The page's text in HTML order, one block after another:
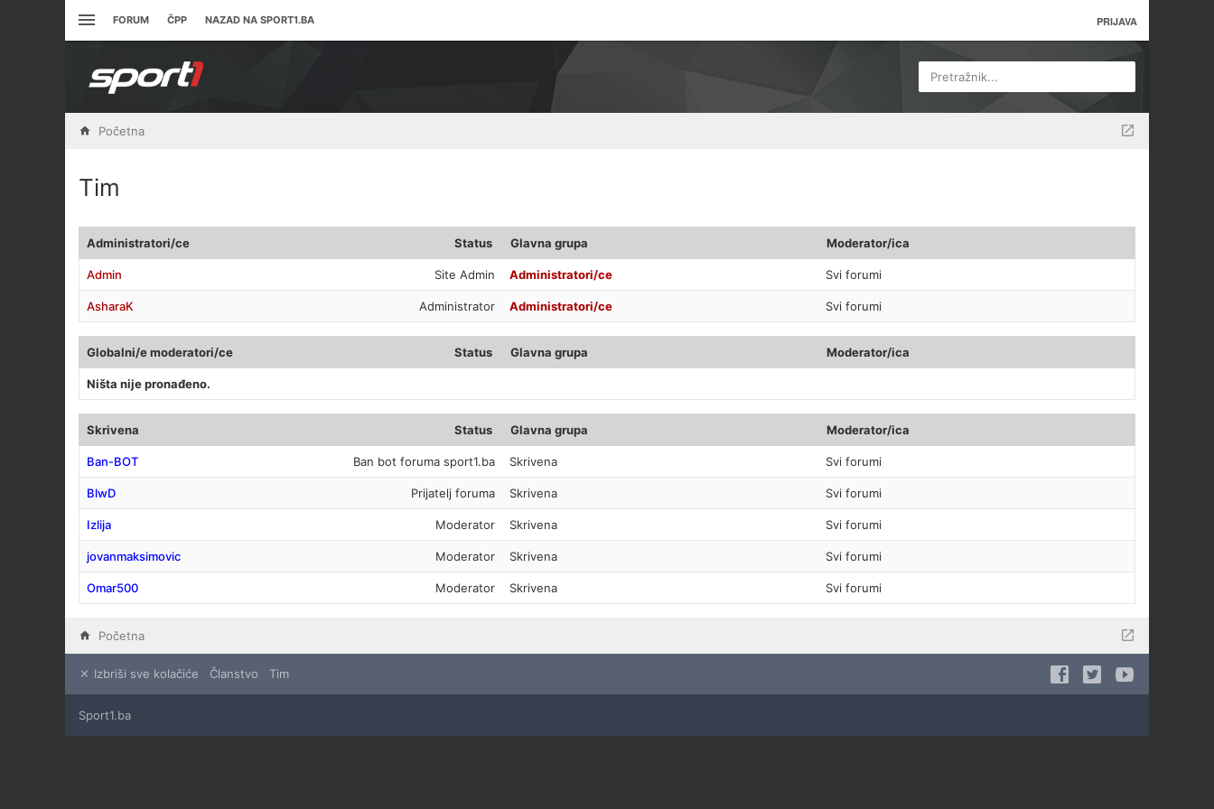
FORUM ČPP NAZAD NA SPORT1.BA PRIJAVA
Pretražnik...
Početna
Tim
Status
Administratori/ce Glavna grupa Moderator/ica
Site Admin
Admin Administratori/ce Svi forumi
Administrator
AsharaK Administratori/ce Svi forumi
Status
Globalni/e moderatori/ce Glavna grupa Moderator/ica
Ništa nije pronađeno.
Status
Skrivena Glavna grupa Moderator/ica
Ban bot foruma sport1.ba
Ban-BOT Skrivena Svi forumi
Prijatelj foruma
BlwD Skrivena Svi forumi
Moderator
Izlija Skrivena Svi forumi
Moderator
jovanmaksimovic Skrivena Svi forumi
Moderator
Omar500 Skrivena Svi forumi
Početna
Izbriši sve kolačiće Članstvo Tim
Sport1.ba